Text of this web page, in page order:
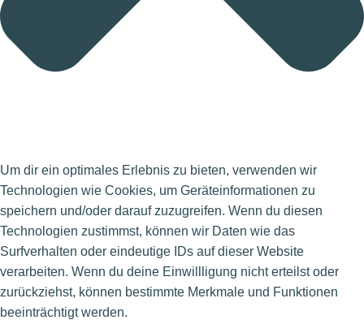
Um dir ein optimales Erlebnis zu bieten, verwenden wir
Technologien wie Cookies, um Geräteinformationen zu
speichern und/oder darauf zuzugreifen. Wenn du diesen
Technologien zustimmst, können wir Daten wie das
Surfverhalten oder eindeutige IDs auf dieser Website
verarbeiten. Wenn du deine Einwillligung nicht erteilst oder
zurückziehst, können bestimmte Merkmale und Funktionen
beeinträchtigt werden.